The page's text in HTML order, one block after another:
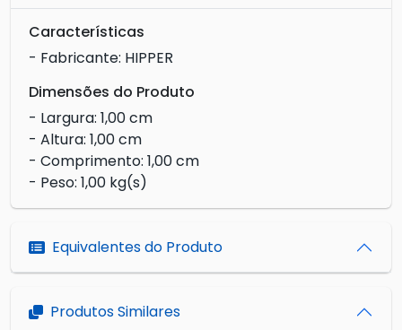
Características
- Fabricante: HIPPER
Dimensões do Produto
- Largura: 1,00 cm
- Altura: 1,00 cm
- Comprimento: 1,00 cm
- Peso: 1,00 kg(s)
Equivalentes do Produto
Produtos Similares